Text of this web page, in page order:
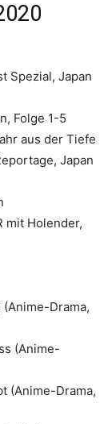
Spezial, Japan
Folge 1-5
aus der Tiefe
Japan
mit Holender,
Drama,
(Anime-
(Anime-Drama,